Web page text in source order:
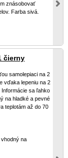
znásobovať
Farba sivá.
čierny
samolepiaci na 2
vďaka lepeniu na 2
sa ľahko
na hladké a pevné
teplotám až do 70
na